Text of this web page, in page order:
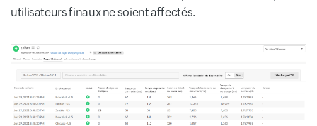
utilisateurs finaux ne soient affectés.